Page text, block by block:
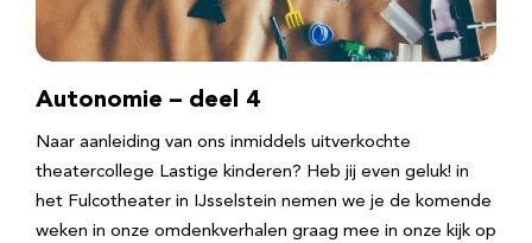
Autonomie – deel 4
Naar aanleiding van ons inmiddels uitverkochte
theatercollege Lastige kinderen? Heb jij even geluk! in
het Fulcotheater in IJsselstein nemen we je de komende
weken in onze omdenkverhalen graag mee in onze kijk op